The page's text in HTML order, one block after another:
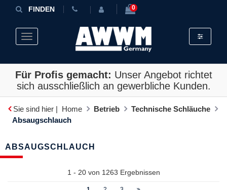
FINDEN 0
Toggle navigation Toggle
Für Profis gemacht: Unser Angebot richtet
sich ausschließlich an gewerbliche Kunden.
Sie sind hier | Home Betrieb
Technische Schläuche
Absaugschlauch
ABSAUGSCHLAUCH
1 - 20 von 1263 Ergebnissen